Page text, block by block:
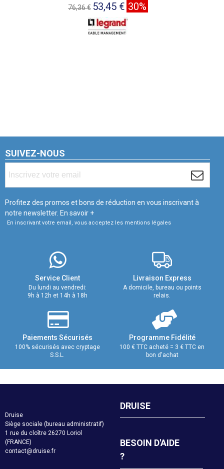
76,36 € 53,45 € 30%
SUIVEZ-NOUS
Profitez des promos et bons de réduction en vous inscrivant à
notre newsletter. En savoir +
En inscrivant votre email, vous acceptez les mentions légales
Service Client
Du lundi au vendredi:
9h à 12h et 14h à 18h
Livraison Express
A domicile, bureau ou points
relais.
Paiements Sécurisés
100% sécurisés avec cryptage
S.S.L.
Programme Fidélité
100 € TTC acheté = 3 € TTC en
bon d'achat
Druise
Siège sociale (bureau administratif)
1 rue du cloître 26270 Loriol
(FRANCE)
contact@druise.fr
DRUISE
BESOIN D'AIDE
?